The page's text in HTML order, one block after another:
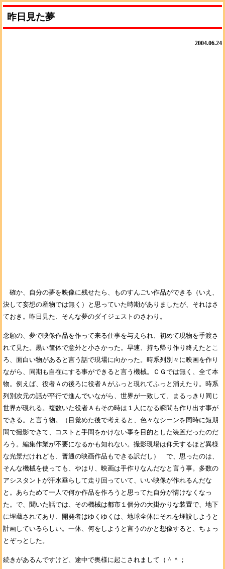
昨日見た夢
2004.06.24
確か、自分の夢を映像に残せたら、ものすんごい作品ができる（いえ、
決して妄想の産物では無く）と思っていた時期がありましたが、それはさ
ておき。昨日見た、そんな夢のダイジェストのさわり。
念願の、夢で映像作品を作って来る仕事を与えられ、初めて現物を手渡さ
れて見た。黒い筐体で意外と小さかった。早速、持ち帰り作り終えたとこ
ろ、面白い物があると言う話で現場に向かった。時系列別々に映画を作り
ながら、同期も自在にする事ができると言う機械。ＣＧでは無く、全て本
物。例えば、役者Ａの後ろに役者Ａがふっと現れてふっと消えたり。時系
列別次元の話が平行で進んでいながら、世界が一致して、まるっきり同じ
世界が現れる。複数いた役者Ａもその時は１人になる瞬間も作り出す事が
できる。と言う物。（目覚めた後で考えると、色々なシーンを同時に短期
間で撮影できて、コストと手間をかけない事を目的とした装置だったのだ
ろう。編集作業が不要になるかも知れない。撮影現場は仰天するほど異様
な光景だけれども、普通の映画作品もできる訳だし） で、思ったのは、
そんな機械を使っても、やはり、映画は手作りなんだなと言う事。多数の
アシスタントが汗水垂らして走り回っていて、いい映像が作れるんだな
と。あらためて一人で何か作品を作ろうと思ってた自分が情けなくなっ
た。で、聞いた話では、その機械は都市１個分の大掛かりな装置で、地下
に埋蔵されてあり、開発者はゆくゆくは、地球全体にそれを埋設しようと
計画しているらしい。一体、何をしようと言うのかと想像すると、ちょっ
とぞっとした。
続きがあるんですけど、途中で奥様に起こされまして（＾＾；